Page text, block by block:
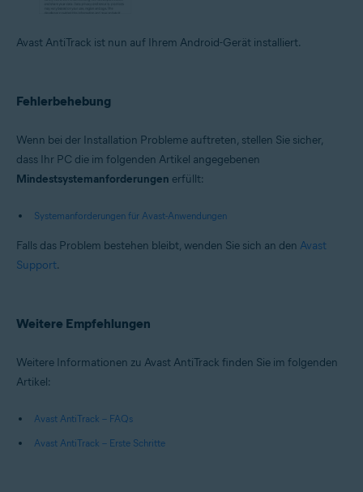
Avast AntiTrack ist nun auf Ihrem Android-Gerät installiert.
Fehlerbehebung
Wenn bei der Installation Probleme auftreten, stellen Sie sicher,
dass Ihr PC die im folgenden Artikel angegebenen
Mindestsystemanforderungen erfüllt:
Systemanforderungen für Avast-Anwendungen
Falls das Problem bestehen bleibt, wenden Sie sich an den Avast
Support.
Weitere Empfehlungen
Weitere Informationen zu Avast AntiTrack finden Sie im folgenden
Artikel:
Avast AntiTrack – FAQs
Avast AntiTrack – Erste Schritte